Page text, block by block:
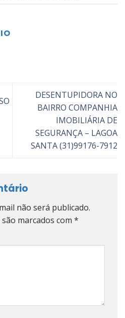
DESENTUPIDORA NO
BAIRRO COMPANHIA
IMOBILIÁRIA DE
SEGURANÇA – LAGOA
SANTA (31)99176-7912
não será publicado.
marcados com *